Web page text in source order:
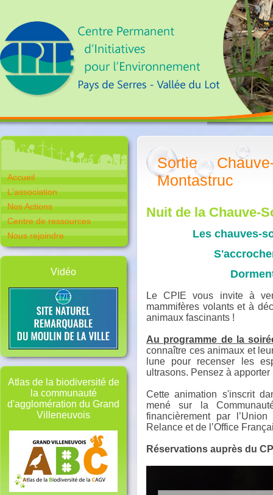
Accueil
L'association
Nos Actions
Centre de ressources
Nous rejoindre
Vidéo
Atlas de la biodiversité de
la communauté
d'agglomération du Grand
Villeneuvois
Sortie
Montastruc
Nuit de la Chauve-
Les chauves-
Le CPIE vous invite à
mammifères volants et à
animaux fascinants !
Au programme de la
connaître ces animaux et
lune pour recenser les
ultrasons. Pensez à
Cette animation s'inscrit
mené sur la
financièrement par
Relance et de l’Office
Réservations auprès du